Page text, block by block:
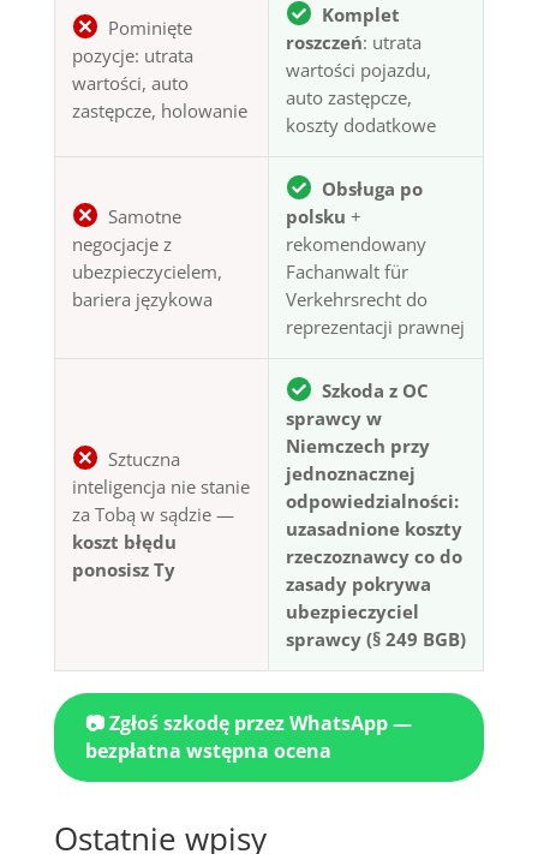
Pominięte
pozycje: utrata
wartości, auto
zastępcze, holowanie
Komplet
roszczeń: utrata
wartości pojazdu,
auto zastępcze,
koszty dodatkowe
Samotne
negocjacje z
ubezpieczycielem,
bariera językowa
Obsługa po
polsku +
rekomendowany
Fachanwalt für
Verkehrsrecht do
reprezentacji prawnej
Sztuczna
inteligencja nie stanie
za Tobą w sądzie —
koszt błędu
ponosisz Ty
Szkoda z OC
sprawcy w
Niemczech przy
jednoznacznej
odpowiedzialności:
uzasadnione koszty
rzeczoznawcy co do
zasady pokrywa
ubezpieczyciel
sprawcy (§ 249 BGB)
📷 Zgłoś szkodę przez WhatsApp —
bezpłatna wstępna ocena
Ostatnie wpisy